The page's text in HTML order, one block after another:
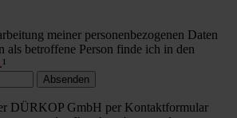
meiner personenbezogenen Daten
als betroffene Person finde ich in den
.¹
Absenden
DÜRKOP GmbH per Kontaktformular